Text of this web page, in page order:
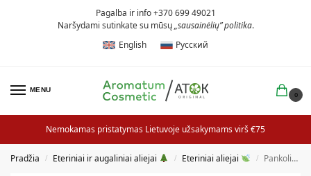
Pagalba ir info +370 699 49021
Naršydami sutinkate su mūsų„sausainėlių” politika.
English
Русский
MENU
0
Nemokamas pristatymas Lietuvoje užsakymams virš €75
Pradžia / Eteriniai ir augaliniai aliejai / Eteriniai aliejai / Pankolių eterinis aliejus